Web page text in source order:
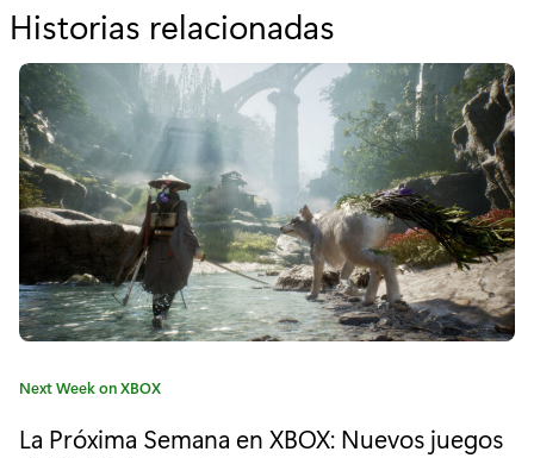
Historias relacionadas
o
r
“
A
s
í
t
C
t
Next Week on XBOX
La Próxima Semana en XBOX: Nuevos juegos